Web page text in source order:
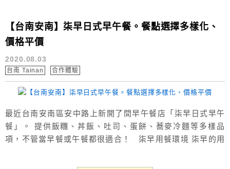
【台南安南】柒早日式早午餐。餐點選擇多樣化、
價格平價
2020.08.03
台南 Tainan 合作體驗
最近台南安南區安中路上新開了間早午餐店「柒早日式早午
餐」。 提供飯糰、丼飯、吐司、蛋餅、蕎麥冷麵等多樣品
項，不管當早餐或午餐都很適合！ 柒早用餐環境 柒早的用